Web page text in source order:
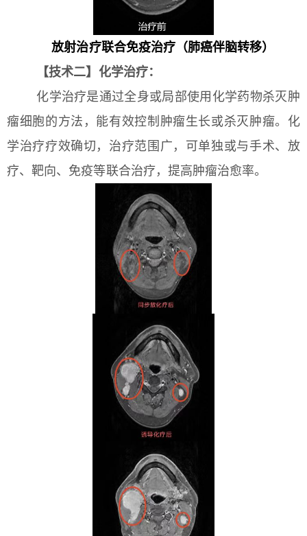
放射治疗联合免疫治疗（肺癌伴脑转移）
【技术二】化学治疗：
化学治疗是通过全身或局部使用化学药物杀灭肿
瘤细胞的方法，能有效控制肿瘤生长或杀灭肿瘤。化
学治疗疗效确切，治疗范围广，可单独或与手术、放
疗、靶向、免疫等联合治疗，提高肿瘤治愈率。